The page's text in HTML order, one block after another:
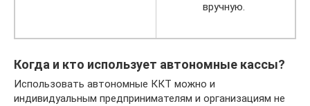
вручную.
Когда и кто использует автономные кассы?
Использовать автономные ККТ можно и
индивидуальным предпринимателям и организациям не